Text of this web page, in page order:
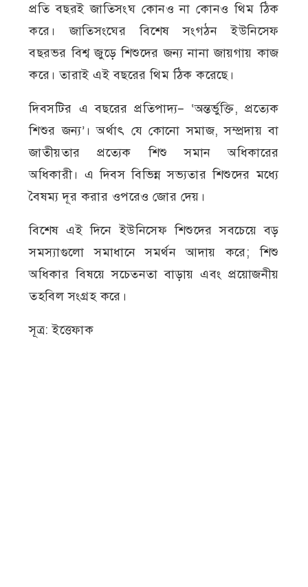
প্রতি বছরই জাতিসংঘ কোনও না কোনও থিম ঠিক
করে। জাতিসংঘের বিশেষ সংগঠন ইউনিসেফ
বছরভর বিশ্ব জুড়ে শিশুদের জন্য নানা জায়গায় কাজ
করে। তারাই এই বছরের থিম ঠিক করেছে।
দিবসটির এ বছরের প্রতিপাদ্য– ‘অন্তর্ভুক্তি, প্রত্যেক
শিশুর জন্য’। অর্থাৎ যে কোনো সমাজ, সম্প্রদায় বা
জাতীয়তার প্রত্যেক শিশু সমান অধিকারের
অধিকারী। এ দিবস বিভিন্ন সভ্যতার শিশুদের মধ্যে
বৈষম্য দূর করার ওপরেও জোর দেয়।
বিশেষ এই দিনে ইউনিসেফ শিশুদের সবচেয়ে বড়
সমস্যাগুলো সমাধানে সমর্থন আদায় করে; শিশু
অধিকার বিষয়ে সচেতনতা বাড়ায় এবং প্রয়োজনীয়
তহবিল সংগ্রহ করে।
সূত্র: ইত্তেফাক